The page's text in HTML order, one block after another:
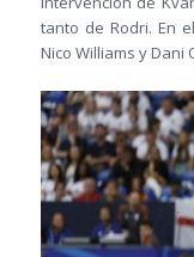
tanto de Rodri. En
Nico Williams y Dani